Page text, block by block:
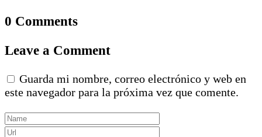
0 Comments
Leave a Comment
Guarda mi nombre, correo electrónico y web en
este navegador para la próxima vez que comente.